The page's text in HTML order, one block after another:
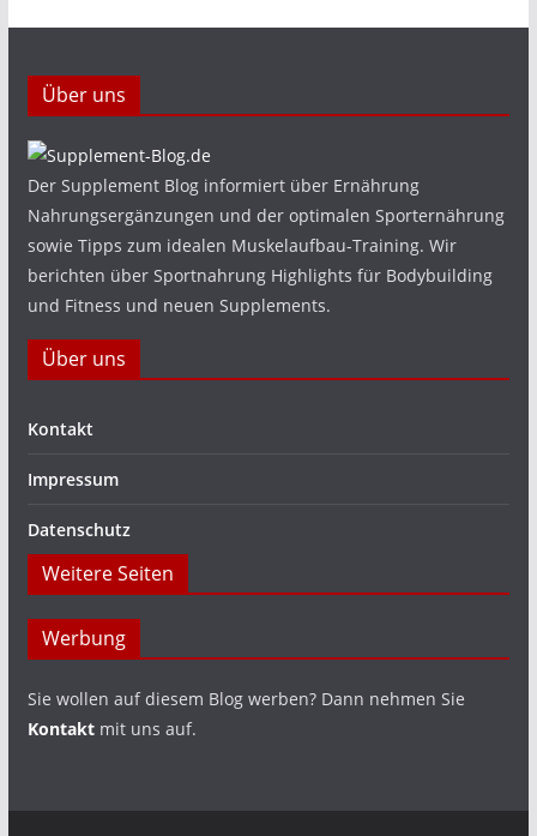
Über uns
Der Supplement Blog informiert über Ernährung
Nahrungsergänzungen und der optimalen Sporternährung
sowie Tipps zum idealen Muskelaufbau-Training. Wir
berichten über Sportnahrung Highlights für Bodybuilding
und Fitness und neuen Supplements.
Über uns
Kontakt
Impressum
Datenschutz
Weitere Seiten
Werbung
Sie wollen auf diesem Blog werben? Dann nehmen Sie
Kontaktmit uns auf.